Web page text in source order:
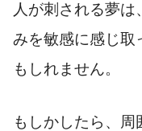
人が刺される夢
みを敏感に感じ取
もしれません。
もしかしたら、周